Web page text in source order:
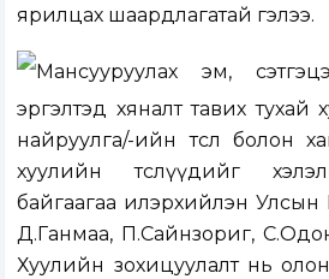
ярилцах шаардлагатай гэлээ.
Мансууруулах эм,
эргэлтэд хяналт тавих
найруулга/-ийн төсөл болон
хуулийн төслүүдийг
байгаагаа илэрхийлэн
Д.Ганмаа, П.Сайнзориг,
Хуулийн зохицуулалт нь